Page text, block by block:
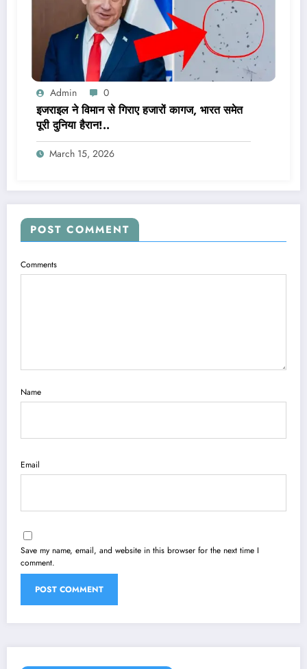
Admin 0
इजराइल ने विमान से गिराए हजारों कागज, भारत समेत
पूरी दुनिया हैरान!..
March 15, 2026
POST COMMENT
Comments
Name
Email
Save my name, email, and website in this browser for the next time I
comment.